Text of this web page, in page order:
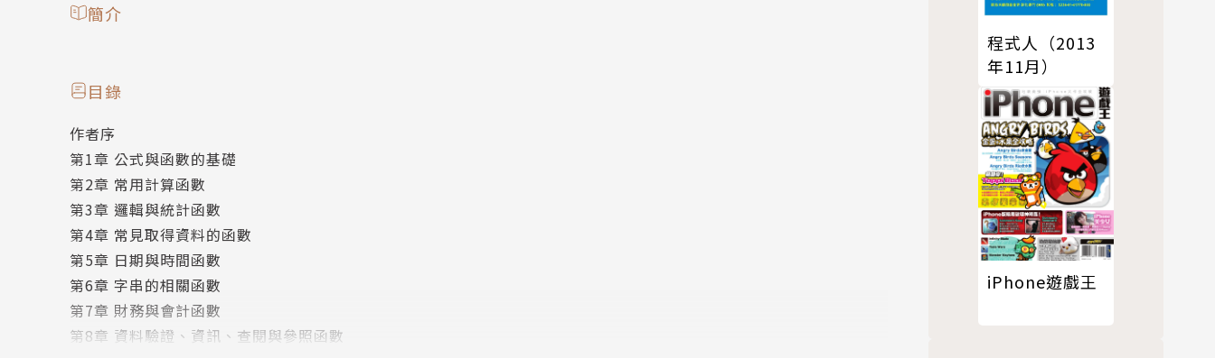
簡介
目錄
作者序
第1章 公式與函數的基礎
第2章 常用計算函數
第3章 邏輯與統計函數
第4章 常見取得資料的函數
第5章 日期與時間函數
第6章 字串的相關函數
第7章 財務與會計函數
第8章 資料驗證、資訊、查閱與參照函數
程式人（2013
年11月）
iPhone遊戲王